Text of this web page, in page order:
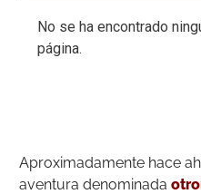
Aproximadamente hace
aventura denominada
No se ha encontrado
página.